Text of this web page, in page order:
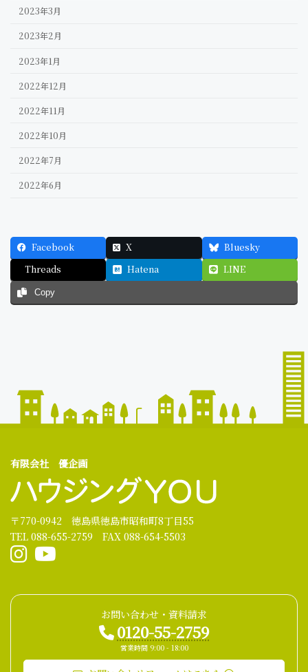
2023年3月
2023年2月
2023年1月
2022年12月
2022年11月
2022年10月
2022年7月
2022年6月
Facebook X
Bluesky
Threads
Hatena LINE
Copy
有限会社 優企画
〒770-0942 徳島県徳島市昭和町8丁目55
TEL 088-655-2759 FAX 088-654-5503
お問い合わせ・資料請求
0120-55-2759
営業時間 9:00 - 18:00